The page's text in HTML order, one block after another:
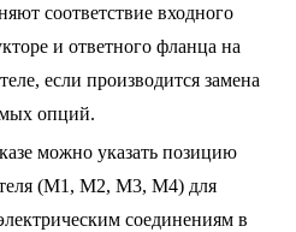
соответствие входного
и ответного фланца на
если производится замена
опций.
можно указать позицию
(M1, M2, M3, M4) для
соединениям в